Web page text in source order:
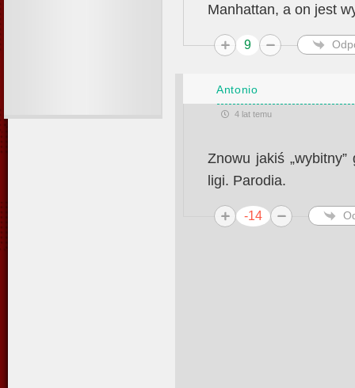
Manhattan, a on jest
9
Antonio
4 lat temu
Znowu jakiś
ligi. Parodia.
-14